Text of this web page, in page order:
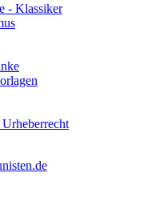
- Klassiker